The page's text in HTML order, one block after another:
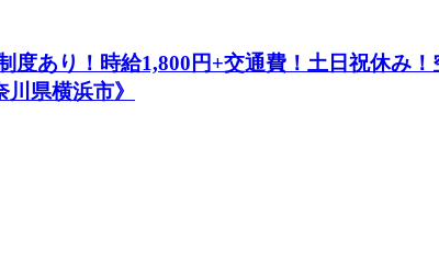
あり！時給1,800円+交通費！土日祝休み
県横浜市》